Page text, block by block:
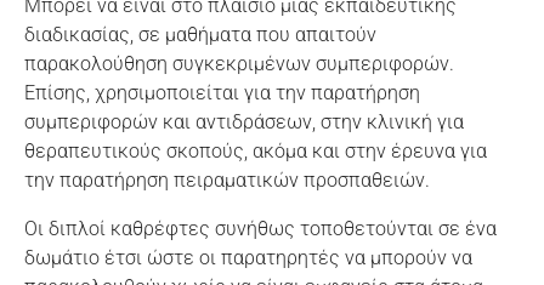
Μπορεί να είναι στο πλαίσιο μιας εκπαιδευτικής
διαδικασίας, σε μαθήματα που απαιτούν
παρακολούθηση συγκεκριμένων συμπεριφορών.
Επίσης, χρησιμοποιείται για την παρατήρηση
συμπεριφορών και αντιδράσεων, στην κλινική για
θεραπευτικούς σκοπούς, ακόμα και στην έρευνα για
την παρατήρηση πειραματικών προσπαθειών.
Οι διπλοί καθρέφτες συνήθως τοποθετούνται σε ένα
δωμάτιο έτσι ώστε οι παρατηρητές να μπορούν να